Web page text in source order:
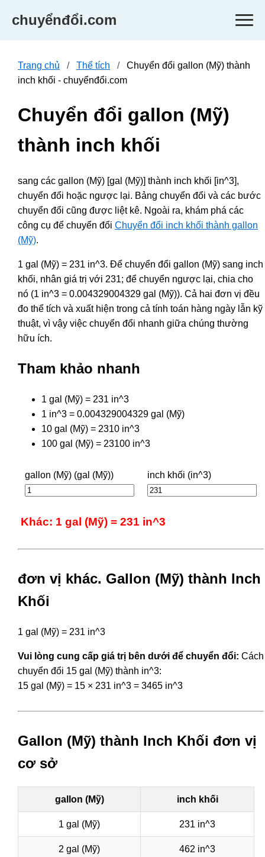
chuyểnđổi.com
Trang chủ Thể tích
Chuyển đổi gallon (Mỹ) thành
inch khối - chuyểnđổi.com
Chuyển đổi gallon (Mỹ)
thành inch khối
sang các gallon (Mỹ) [gal (Mỹ)] thành inch khối [in^3],
chuyển đổi hoặc ngược lại. Bảng chuyển đổi và các bước
chuyển đổi cũng được liệt kê. Ngoài ra, khám phá các
công cụ để chuyển đổi Chuyển đổi inch khối thành gallon
(Mỹ).
1 gal (Mỹ) = 231 in^3. Để chuyển đổi gallon (Mỹ) sang inch
khối, nhân giá trị với 231; để chuyển ngược lại, chia cho
nó (1 in^3 = 0.004329004329 gal (Mỹ)). Cả hai đơn vị đều
đo thể tích và xuất hiện trong cả tính toán hàng ngày lẫn kỹ
thuật, vì vậy việc chuyển đổi nhanh giữa chúng thường
hữu ích.
Tham khảo nhanh
1 gal (Mỹ) = 231 in^3
1 in^3 = 0.004329004329 gal (Mỹ)
10 gal (Mỹ) = 2310 in^3
100 gal (Mỹ) = 23100 in^3
gallon (Mỹ) (gal (Mỹ)) inch khối (in^3)
Khác: 1 gal (Mỹ) = 231 in^3
đơn vị khác. Gallon (Mỹ) thành Inch
Khối
1 gal (Mỹ) = 231 in^3
Vui lòng cung cấp giá trị bên dưới để chuyển đổi: Cách
chuyển đổi 15 gal (Mỹ) thành in^3:
15 gal (Mỹ) = 15 × 231 in^3 = 3465 in^3
Gallon (Mỹ) thành Inch Khối đơn vị
cơ sở
gallon (Mỹ) inch khối
1 gal (Mỹ) 231 in^3
2 gal (Mỹ) 462 in^3